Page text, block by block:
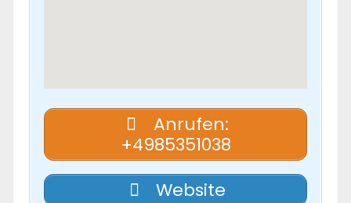
Anrufen:
+4985351038
Website